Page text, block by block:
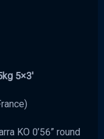
5×3′
KO 0’56” round